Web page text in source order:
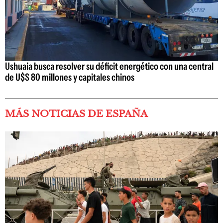
Ushuaia busca resolver su déficit energético con una central
de U$S 80 millones y capitales chinos
MÁS NOTICIAS DE ESPAÑA